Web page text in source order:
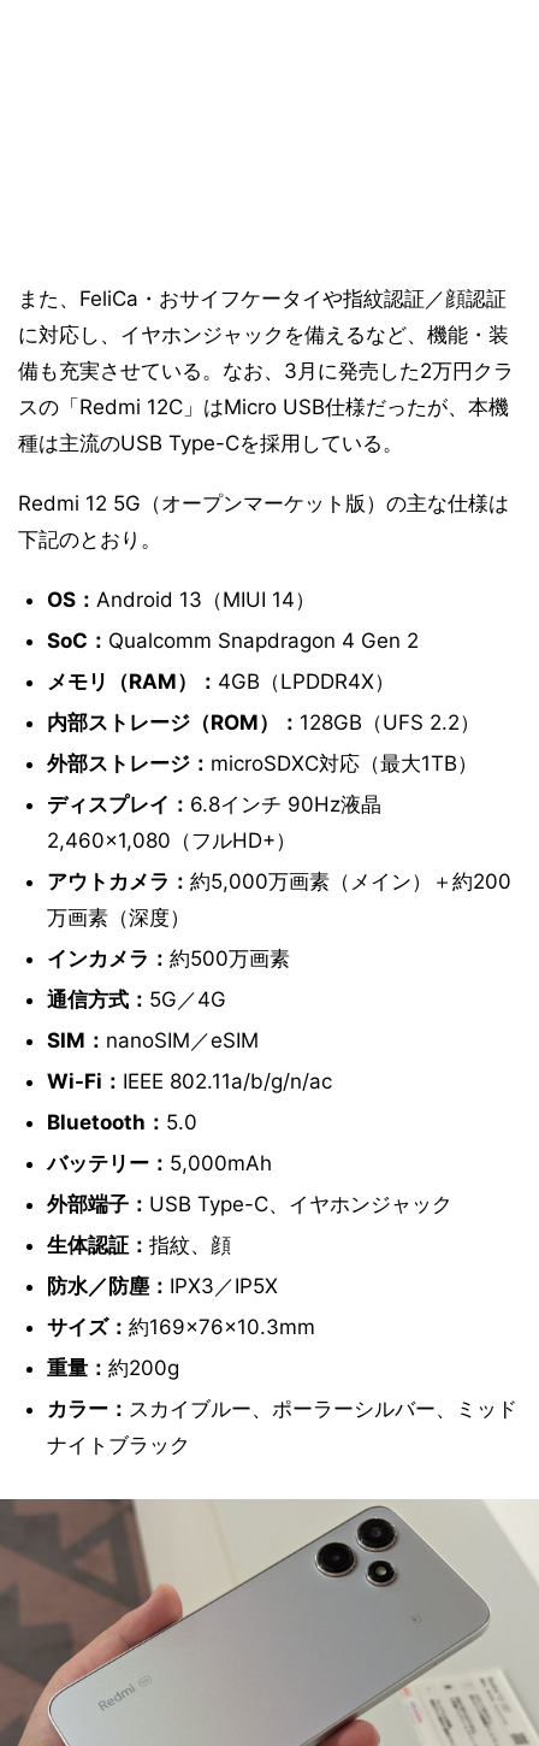
また、FeliCa・おサイフケータイや指紋認証／顔認証
に対応し、イヤホンジャックを備えるなど、機能・装
備も充実させている。なお、3月に発売した2万円クラ
スの「Redmi 12C」はMicro USB仕様だったが、本機
種は主流のUSB Type-Cを採用している。
Redmi 12 5G（オープンマーケット版）の主な仕様は
下記のとおり。
OS： Android 13（MIUI 14）
SoC： Qualcomm Snapdragon 4 Gen 2
メモリ（RAM）： 4GB（LPDDR4X）
内部ストレージ（ROM）： 128GB（UFS 2.2）
外部ストレージ： microSDXC対応（最大1TB）
ディスプレイ： 6.8インチ 90Hz液晶
2,460×1,080（フルHD+）
アウトカメラ： 約5,000万画素（メイン）＋約200
万画素（深度）
インカメラ： 約500万画素
通信方式： 5G／4G
SIM： nanoSIM／eSIM
Wi-Fi： IEEE 802.11a/b/g/n/ac
Bluetooth： 5.0
バッテリー： 5,000mAh
外部端子： USB Type-C、イヤホンジャック
生体認証： 指紋、顔
防水／防塵： IPX3／IP5X
サイズ： 約169×76×10.3mm
重量： 約200g
カラー： スカイブルー、ポーラーシルバー、ミッド
ナイトブラック